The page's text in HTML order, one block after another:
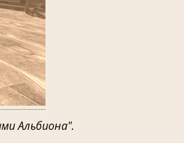
Альбиона".